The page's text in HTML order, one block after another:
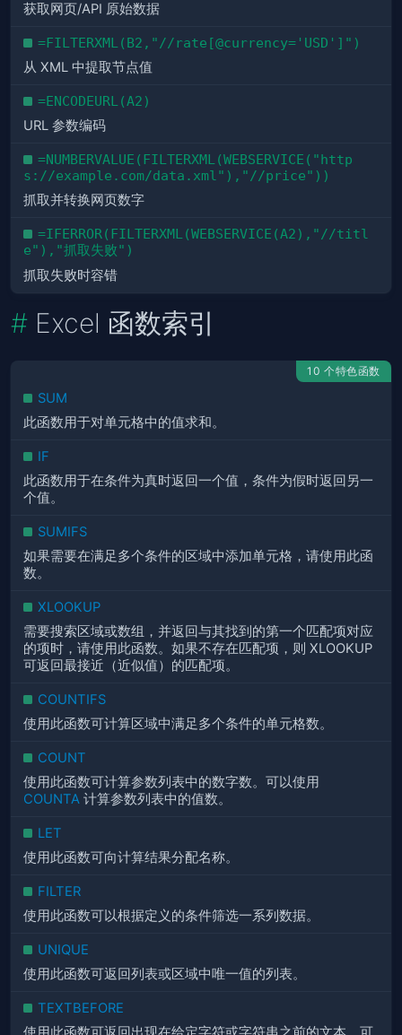
获取网页/API 原始数据
=FILTERXML(B2,"//rate[@currency='USD']")
从 XML 中提取节点值
=ENCODEURL(A2)
URL 参数编码
=NUMBERVALUE(FILTERXML(WEBSERVICE("http
s://example.com/data.xml"),"//price"))
抓取并转换网页数字
=IFERROR(FILTERXML(WEBSERVICE(A2),"//titl
e"),"抓取失败")
抓取失败时容错
Excel 函数索引
10 个特色函数
SUM
此函数用于对单元格中的值求和。
IF
此函数用于在条件为真时返回一个值，条件为假时返回另一
个值。
SUMIFS
如果需要在满足多个条件的区域中添加单元格，请使用此函
数。
XLOOKUP
需要搜索区域或数组，并返回与其找到的第一个匹配项对应
的项时，请使用此函数。如果不存在匹配项，则 XLOOKUP
可返回最接近（近似值）的匹配项。
COUNTIFS
使用此函数可计算区域中满足多个条件的单元格数。
COUNT
使用此函数可计算参数列表中的数字数。可以使用
COUNTA 计算参数列表中的值数。
LET
使用此函数可向计算结果分配名称。
FILTER
使用此函数可以根据定义的条件筛选一系列数据。
UNIQUE
使用此函数可返回列表或区域中唯一值的列表。
TEXTBEFORE